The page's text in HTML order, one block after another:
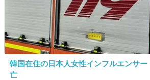
ウィルス・ばい菌・疫病神・病原体・汚染源・公害
廃棄物・発ガン物質・猛毒・毒物・アメーバ・ダニ
ミ。
毛虫・蠅・蚊・ボウフラ・芋虫・掃き溜め・汚物・
吹き。
基地外・デタラメ・ハッタリ・穀潰し・ろくでなし
社会の敵・犯罪者・反乱者・前科者・インチキ・エ
韓国在住の日本人女性インフルエンサ
亡